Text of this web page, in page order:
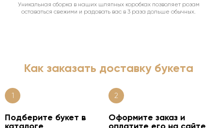
Уникальная сборка в наших шляпных коробках позволяет розам
оставаться свежими и радовать вас в 3 раза дольше обычных.
Как заказать доставку букета
1
Подберите букет в
2
Оформите заказ и